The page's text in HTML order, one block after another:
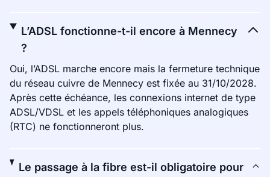
L’ADSL fonctionne-t-il encore à Mennecy
?
Oui, l’ADSL marche encore mais la fermeture technique
du réseau cuivre de Mennecy est fixée au 31/10/2028.
Après cette échéance, les connexions internet de type
ADSL/VDSL et les appels téléphoniques analogiques
(RTC) ne fonctionneront plus.
Le passage à la fibre est-il obligatoire pour